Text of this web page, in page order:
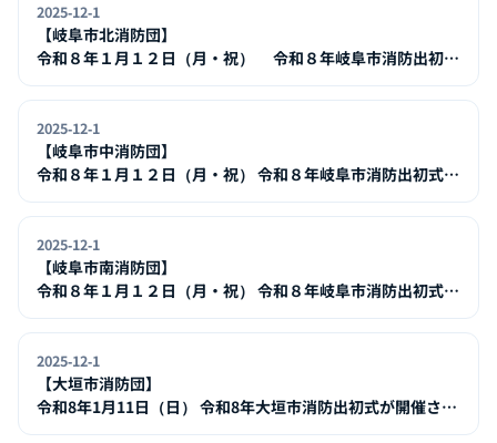
2025-12-1
【岐阜市北消防団】
令和８年１月１２日（月・祝） 令和８年岐阜市消防出初式
が挙行されます！
2025-12-1
【岐阜市中消防団】
令和８年１月１２日（月・祝） 令和８年岐阜市消防出初式が
挙行されます！
2025-12-1
【岐阜市南消防団】
令和８年１月１２日（月・祝） 令和８年岐阜市消防出初式が
挙行されます！
2025-12-1
【大垣市消防団】
令和8年1月11日（日） 令和8年大垣市消防出初式が開催され
ます。